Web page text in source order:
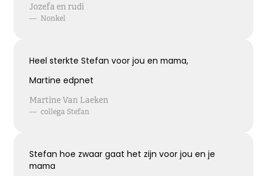
Jozefa en rudi
— Nonkel
Heel sterkte Stefan voor jou en mama,
Martine edpnet
Martine Van Laeken
— collega Stefan
Stefan hoe zwaar gaat het zijn voor jou en je
mama
Koester de vele mooie momenten die jullie
hebben gehad, kijk terug met een lach en een
Kies dit gedicht
Loslaten is achterom kijken zonder spijt, en
vooruit kijken zonder verwachtingen ...